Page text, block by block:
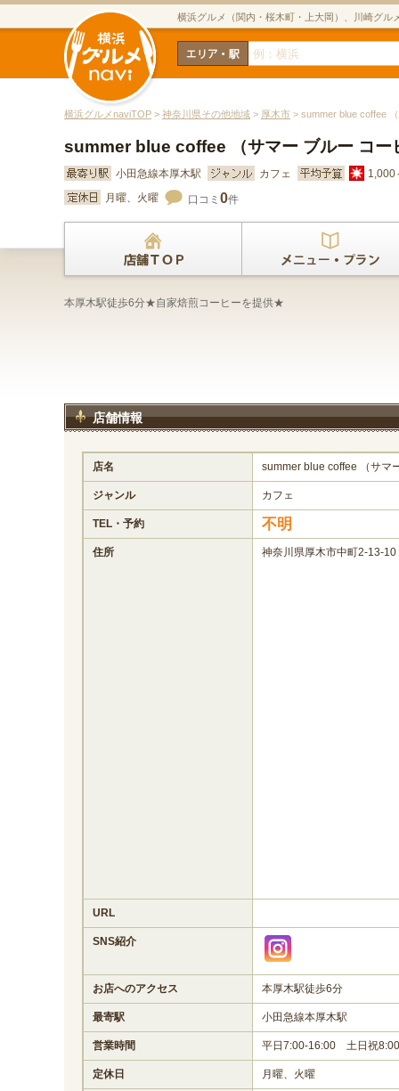
横浜グルメ（関内・桜木町・上大岡）、川崎グル
横浜グルメnaviTOP > 神奈川県その他地域 > 厚木市 > summer blue coffee
summer blue coffee （サマー ブルー コー
小田急線本厚木駅 カフェ
1,000
月曜、火曜
口コミ 0件
本厚木駅徒歩6分★自家焙煎コーヒーを提供★
店舗情報
店名 summer blue coffee （サマ
ジャンル カフェ
TEL・予約 不明
住所 神奈川県厚木市中町2-13-
URL
SNS紹介
お店へのアクセス 本厚木駅徒歩6分
最寄駅 小田急線本厚木駅
営業時間 平日7:00-16:00 土日祝
定休日 月曜、火曜